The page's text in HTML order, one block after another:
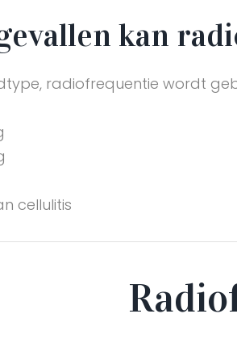
kan
radiofrequentie wordt
cellulitis